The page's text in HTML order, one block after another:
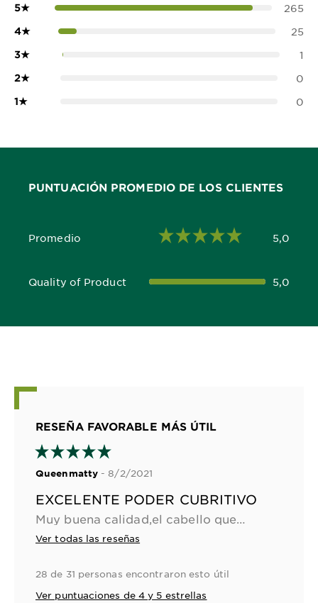
5★ 265
4★ 25
3★ 1
2★ 0
1★ 0
PUNTUACIÓN PROMEDIO DE LOS CLIENTES
Promedio
5,0 out of 5 stars 5,0
Quality of Product
5,0 out of 5 stars 5,0
RESEÑA FAVORABLE MÁS ÚTIL
Queenmatty - 8/2/2021
EXCELENTE PODER CUBRITIVO
Ver todas las reseñas
28 de 31 personas encontraron esto útil
Ver puntuaciones de 4 y 5 estrellas